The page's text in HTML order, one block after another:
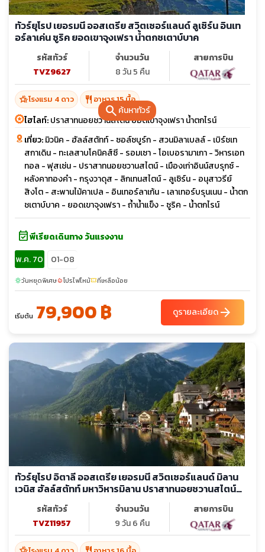
search ค้นหาทัวร์
ทัวร์ยุโรป เยอรมนี ออสเตรีย สวิตเซอร์แลนด์ ลูเซิร์น อินเท
อร์ลาเค่น ซูริค ยอดเขาจุงเฟรา น้ำตกชเตาบ์บาค
รหัสทัวร์
TVZ9627
จำนวนวัน
8 วัน 5 คืน
สายการบิน
hotel_classโรงแรม 4 ดาว restaurant อาหาร 15 มื้อ
ไฮไลท์:ปราสาทนอยชวานสไตน์ ยอดเขาจุงเฟรา น้ำตกไรน์
เที่ยว:มิวนิค - ฮัลล์สตัทท์ - ซอล์ซบูร์ก - สวนมิลาเบลล์ - เบิร์ชเท
สกาเดิน - ทะเลสาบโคนิคส์ซี - รอมเซา - โอเบอรามาเกา - วิหารเอท
ทอล - ฟุสเซ่น - ปราสาทนอยชวานสไตน์ - เมืองเก่าอินน์สบรุกซ์ -
หลังคาทองคำ - กรุงวาดุส - ลิกเทนสไตน์ - ลูเซิร์น - อนุสาวรีย์
สิงโต - สะพานไม้คาเปล - อินเทอร์ลาเก้น - เลาเทอร์บรุนเนน - น้ำตก
ชเตาบ์บาค - ยอดเขาจุงเฟรา - ถ้ำน้ำแข็ง - ซูริค - น้ำตกไรน์
event_availableพีเรียดเดินทาง วันแรงงาน
พ.ค. 70
01-08
sunnyวันหยุดพิเศษlocal_fire_departmentโปรไฟไหม้confirmation_numberที่เหลือน้อย
เริ่มต้น 79,900 ฿ ดูรายละเอียดarrow_forward
ทัวร์ยุโรป อิตาลี ออสเตรีย เยอรมนี สวิตเซอร์แลนด์ มิลาน
เวนิส ฮัลล์สตัทท์ มหาวิหารมิลาน ปราสาทนอยชวานสไตน์
รหัสทัวร์
TVZ11957
จำนวนวัน
9 วัน 6 คืน
สายการบิน